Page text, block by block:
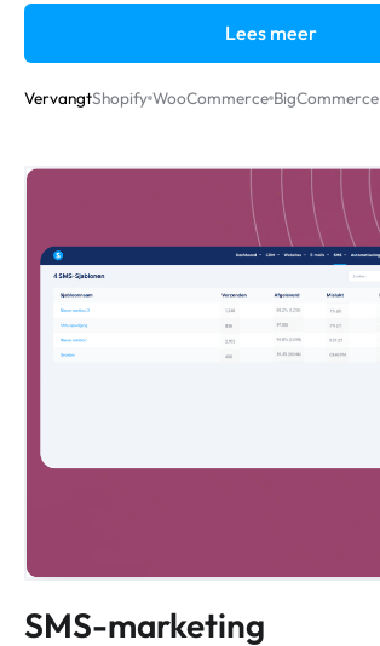
Lees meer
VervangtShopify WooCommerce BigCommerce
SMS-marketing